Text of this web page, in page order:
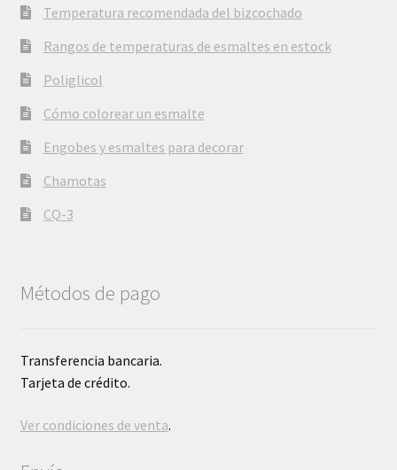
Temperatura recomendada del bizcochado
Rangos de temperaturas de esmaltes en estock
Poliglicol
Cómo colorear un esmalte
Engobes y esmaltes para decorar
Chamotas
CQ-3
Métodos de pago
Transferencia bancaria.
Tarjeta de crédito.
Ver condiciones de venta.